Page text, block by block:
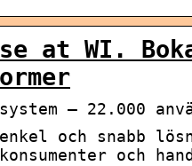
at WI.
– 22.000
och snabb
och